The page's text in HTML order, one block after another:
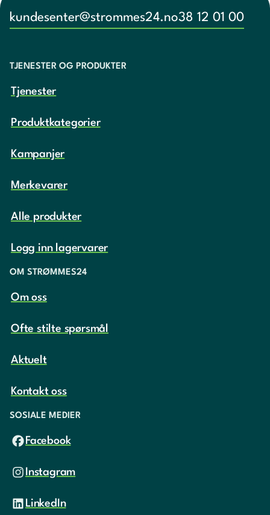
kundesenter@strommes24.no38 12 01 00
TJENESTER OG PRODUKTER
Tjenester
Produktkategorier
Kampanjer
Merkevarer
Alle produkter
Logg inn lagervarer
OM STRØMMES24
Om oss
Ofte stilte spørsmål
Aktuelt
Kontakt oss
SOSIALE MEDIER
Facebook
Instagram
LinkedIn